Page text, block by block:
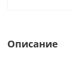
Описание